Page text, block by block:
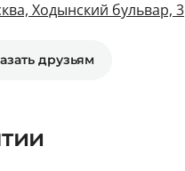
Ходынский бульвар, 3
друзьям